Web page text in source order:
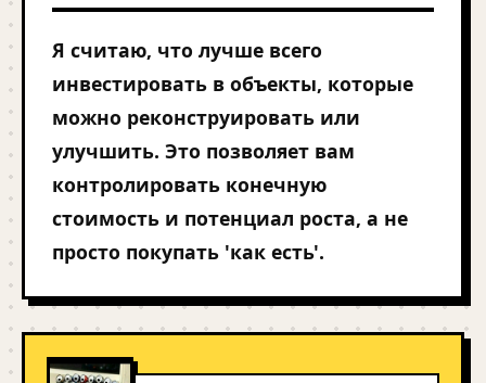
Я считаю, что лучше всего
инвестировать в объекты, которые
можно реконструировать или
улучшить. Это позволяет вам
контролировать конечную
стоимость и потенциал роста, а не
просто покупать 'как есть'.